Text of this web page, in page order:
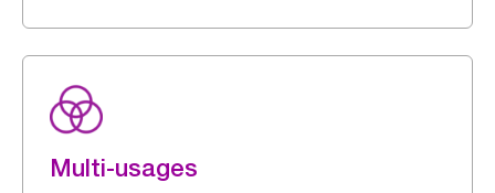
Multi-usages